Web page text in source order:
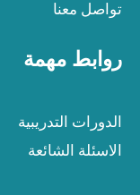
تواصل معنا
روابط مهمة
الدورات التدريبية
الاسئلة الشائعة